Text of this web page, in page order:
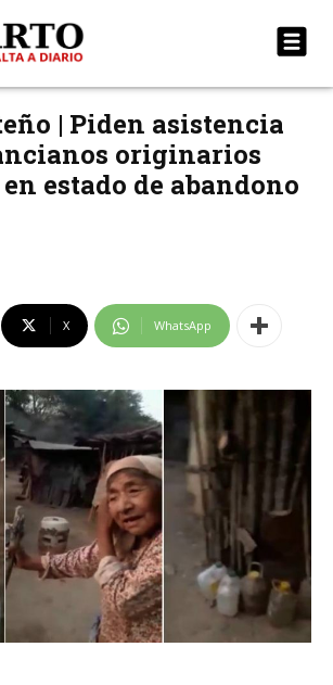
| Piden asistencia
originarios
estado de abandono
X WhatsApp